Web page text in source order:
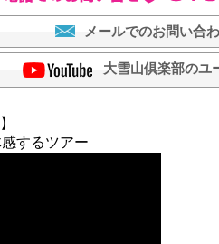
メールでのお問い合
大雪山倶楽部のユ
するツアー